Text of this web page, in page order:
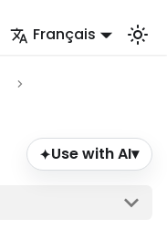
Français
✦Use with AI▾